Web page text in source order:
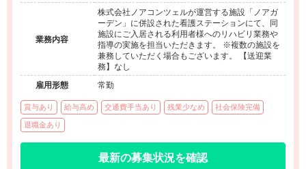
業務内容
株式会社ノアコンツェルが運営する施設「ノアガ
ーデン」に併設された看護ステーションにて、同
施設にご入居される利用者様へのリハビリ業務や
指導の実施を担当いただきます。 ※複数の施設を
兼務していただく場合もございます。 【送迎業
務】なし
雇用形態
常勤
賞与あり 給与高め 交通費手当あり 残業少なめ 社会保険完備
退職金あり
最新の募集状況を確認